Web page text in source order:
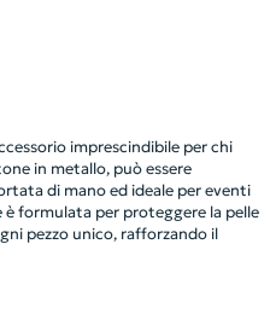
imprescindibile per chi
in metallo, può essere
di mano ed ideale per eventi
è formulata per proteggere la pelle
pezzo unico, rafforzando il